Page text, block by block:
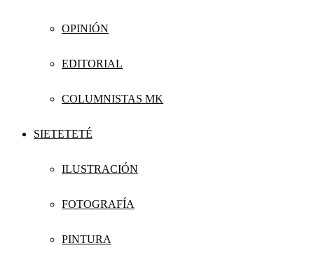
OPINIÓN
EDITORIAL
COLUMNISTAS MK
SIETETETÉ
ILUSTRACIÓN
FOTOGRAFÍA
PINTURA